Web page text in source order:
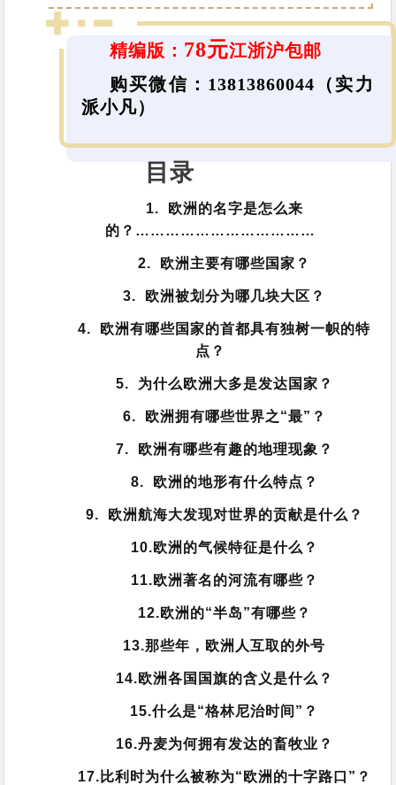
精编版： 78元江浙沪包邮
购买微信： 13813860044 （实力
派小凡）
目录
1. 欧洲的名字是怎么来
的？………………………………
2. 欧洲主要有哪些国家？
3. 欧洲被划分为哪几块大区？
4. 欧洲有哪些国家的首都具有独树一帜的特
点？
5. 为什么欧洲大多是发达国家？
6. 欧洲拥有哪些世界之“最”？
7. 欧洲有哪些有趣的地理现象？
8. 欧洲的地形有什么特点？
9. 欧洲航海大发现对世界的贡献是什么？
10.欧洲的气候特征是什么？
11.欧洲著名的河流有哪些？
12.欧洲的“半岛”有哪些？
13.那些年，欧洲人互取的外号
14.欧洲各国国旗的含义是什么？
15.什么是“格林尼治时间”？
16.丹麦为何拥有发达的畜牧业？
17.比利时为什么被称为“欧洲的十字路口”？